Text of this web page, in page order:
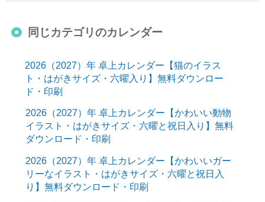
同じカテゴリのカレンダー
2026（2027）年 卓上カレンダー【猫のイラス
ト・はがきサイズ・六曜入り】無料ダウンロー
ド・印刷
2026（2027）年 卓上カレンダー【かわいい動物
イラスト・はがきサイズ・六曜と祝日入り】無料
ダウンロード・印刷
2026（2027）年 卓上カレンダー【かわいいガー
リーなイラスト・はがきサイズ・六曜と祝日入
り】無料ダウンロード・印刷